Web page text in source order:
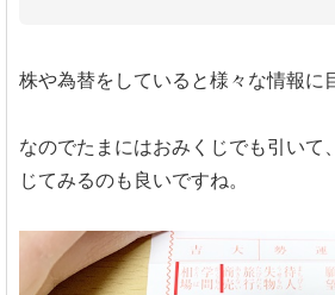
株や為替をしていると様々な情報に
なのでたまにはおみくじでも引いて
じてみるのも良いですね。